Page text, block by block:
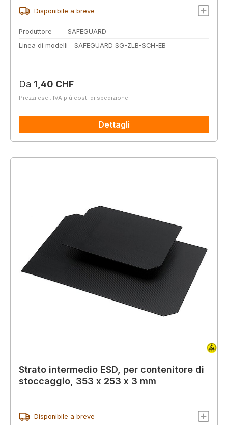
Disponibile a breve
Produttore
SAFEGUARD
Linea di modelli
SAFEGUARD SG-ZLB-SCH-EB
Prezzo normale:
Da 1,40 CHF
Prezzi escl. IVA più costi di spedizione
Dettagli
Strato intermedio ESD, per contenitore di
stoccaggio, 353 x 253 x 3 mm
Disponibile a breve